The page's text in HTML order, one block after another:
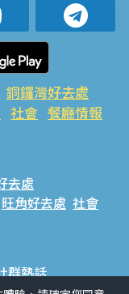
銅鑼灣好去處
社會 餐廳情報
去處
旺角好去處 社會
群熱話